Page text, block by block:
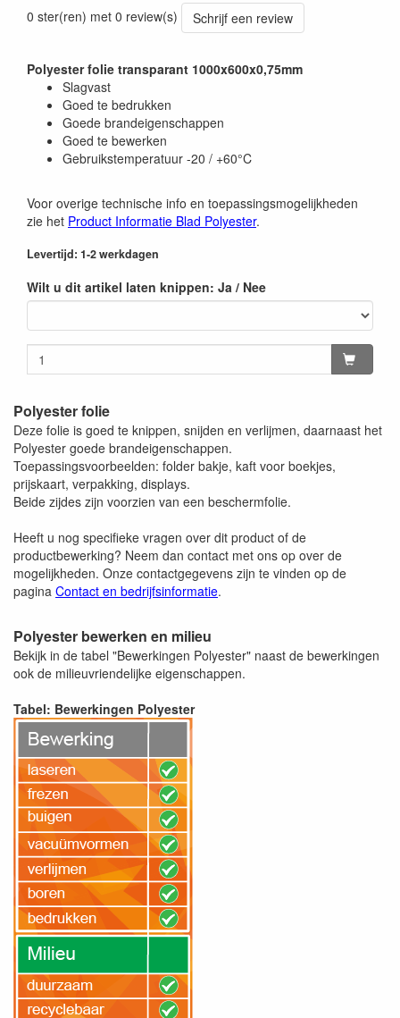
0 ster(ren) met 0 review(s)
Schrijf een review
Polyester folie transparant 1000x600x0,75mm
Slagvast
Goed te bedrukken
Goede brandeigenschappen
Goed te bewerken
Gebruikstemperatuur -20 / +60°C
Voor overige technische info en toepassingsmogelijkheden
zie het Product Informatie Blad Polyester.
Levertijd: 1-2 werkdagen
Wilt u dit artikel laten knippen: Ja / Nee
Polyester folie
Deze folie is goed te knippen, snijden en verlijmen, daarnaast het
Polyester goede brandeigenschappen.
Toepassingsvoorbeelden: folder bakje, kaft voor boekjes,
prijskaart, verpakking, displays.
Beide zijdes zijn voorzien van een beschermfolie.
Heeft u nog specifieke vragen over dit product of de
productbewerking? Neem dan contact met ons op over de
mogelijkheden. Onze contactgegevens zijn te vinden op de
pagina Contact en bedrijfsinformatie.
Polyester bewerken en milieu
Bekijk in de tabel "Bewerkingen Polyester" naast de bewerkingen
ook de milieuvriendelijke eigenschappen.
Tabel: Bewerkingen Polyester